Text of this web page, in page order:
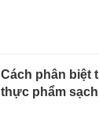
Cách phân biệt
thực phẩm sạch